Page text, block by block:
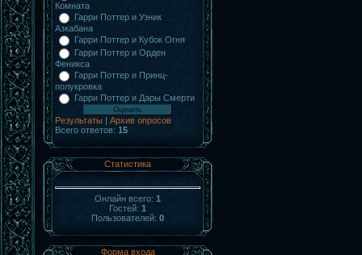
Комната
Гарри Поттер и Узник
Азкабана
Гарри Поттер и Кубок Огня
Гарри Поттер и Орден
Феникса
Гарри Поттер и Принц-
полукровка
Гарри Поттер и Дары Смерти
Результаты | Архив опросов
Всего ответов: 15
Статистика
Онлайн всего: 1
Гостей: 1
Пользователей: 0
Форма входа